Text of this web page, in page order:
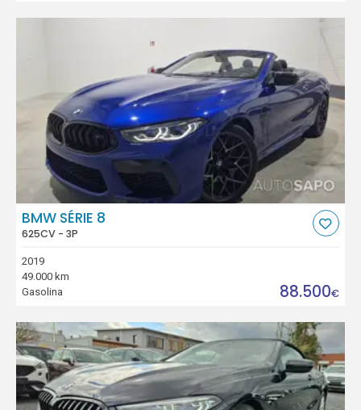
BMW SÉRIE 8
625CV - 3P
2019
49.000 km
Gasolina
88.500€